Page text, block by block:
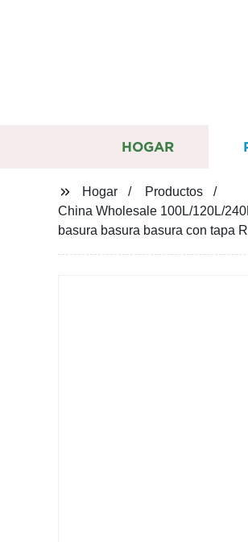
HOGAR
Hogar
Productos
China Wholesale 100L/120L/
basura basura basura con tapa